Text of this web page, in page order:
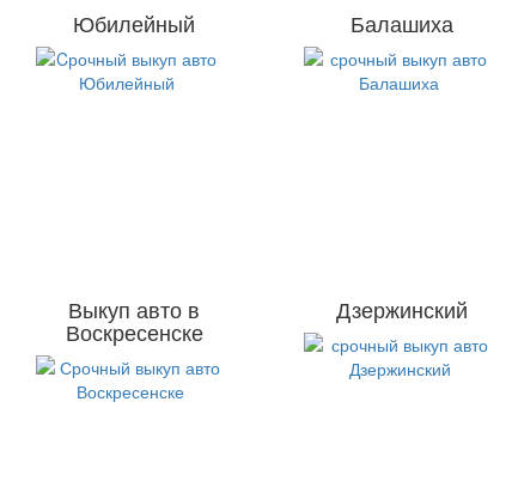
Юбилейный Балашиха
Выкуп авто в
Воскресенске
Дзержинский